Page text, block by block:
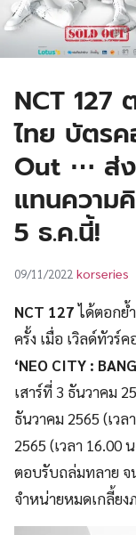
NCT 127
ไทย บัตร
Out ⋯ ส่ง
แทนความ
5 ธ.ค.นี้!
09/11/2022 korseries
NCT 127ได้ตอกย้
ครั้ง เมื่อ เวิลด์ทัวร์
‘NEO CITY :
เสาร์ที่ 3 ธันวาคม
ธันวาคม 2565 (เว
2565 (เวลา
ตอบรับถล่มทลาย จ
จำหน่ายหมดเกลี้ยง